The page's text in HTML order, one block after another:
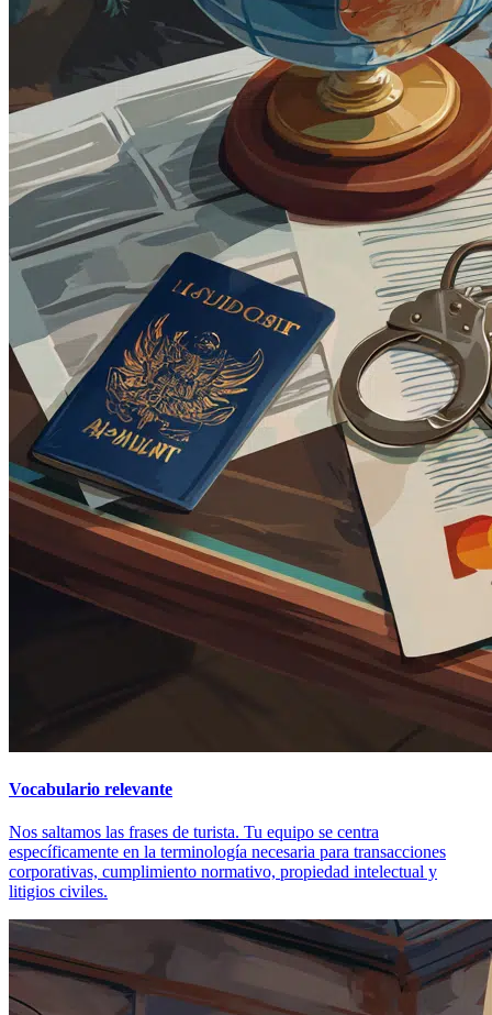
Vocabulario relevante
Nos saltamos las frases de turista. Tu equipo se centra
específicamente en la terminología necesaria para transacciones
corporativas, cumplimiento normativo, propiedad intelectual y
litigios civiles.